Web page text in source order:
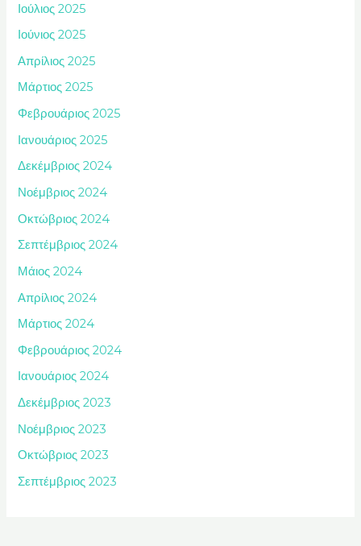
Ιούλιος 2025
Ιούνιος 2025
Απρίλιος 2025
Μάρτιος 2025
Φεβρουάριος 2025
Ιανουάριος 2025
Δεκέμβριος 2024
Νοέμβριος 2024
Οκτώβριος 2024
Σεπτέμβριος 2024
Μάιος 2024
Απρίλιος 2024
Μάρτιος 2024
Φεβρουάριος 2024
Ιανουάριος 2024
Δεκέμβριος 2023
Νοέμβριος 2023
Οκτώβριος 2023
Σεπτέμβριος 2023